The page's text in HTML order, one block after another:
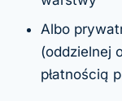
Albo
(oddzielnej
płatnością